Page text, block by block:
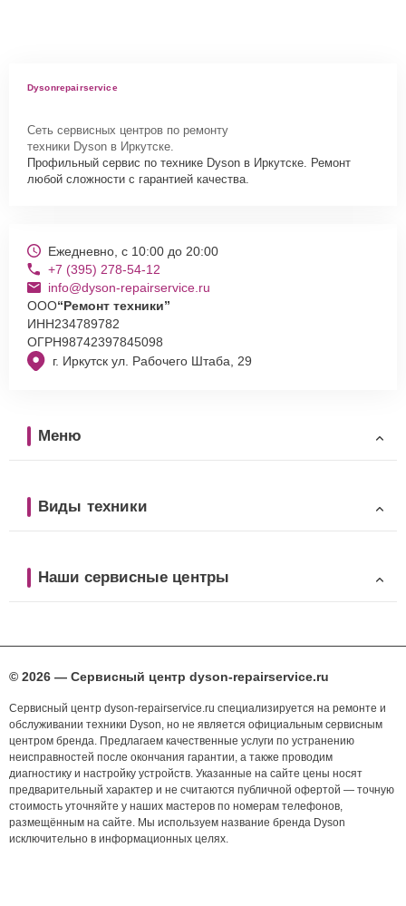
Dysonrepairservice
Сеть сервисных центров по ремонту
техники Dyson в Иркутске.
Профильный сервис по технике Dyson в Иркутске. Ремонт
любой сложности с гарантией качества.
г. Иркутск ул. Рабочего Штаба, 29
Ежедневно, с 10:00 до 20:00
+7 (395) 278-54-12
info@dyson-repairservice.ru
ООО“Ремонт техники”
ИНН234789782
ОГРН98742397845098
Меню
Виды техники
Наши сервисные центры
© 2026 — Сервисный центр dyson-repairservice.ru
Сервисный центр dyson-repairservice.ru специализируется на ремонте и
обслуживании техники Dyson, но не является официальным сервисным
центром бренда. Предлагаем качественные услуги по устранению
неисправностей после окончания гарантии, а также проводим
диагностику и настройку устройств. Указанные на сайте цены носят
предварительный характер и не считаются публичной офертой — точную
стоимость уточняйте у наших мастеров по номерам телефонов,
размещённым на сайте. Мы используем название бренда Dyson
исключительно в информационных целях.